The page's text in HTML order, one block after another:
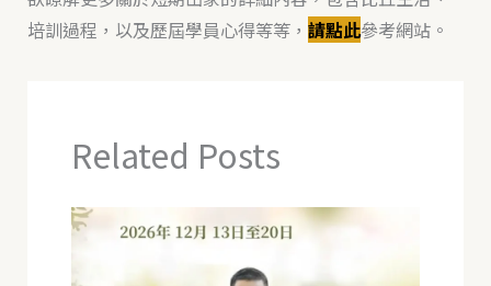
培訓過程，以及歷屆學員心得等等， 請點此參考網站。
Related Posts